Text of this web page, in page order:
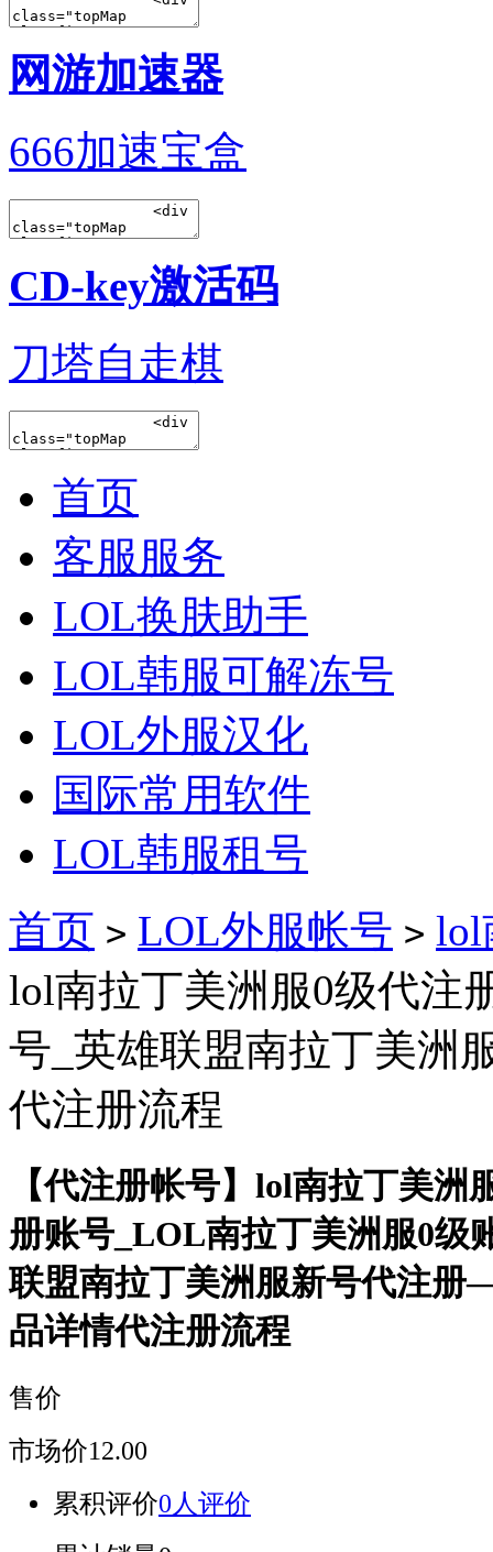
网游加速器
666加速宝盒
CD-key激活码
刀塔自走棋
首页
客服服务
LOL换肤助手
LOL韩服可解冻号
LOL外服汉化
国际常用软件
LOL韩服租号
首页 > LOL外服帐号 > lol
lol南拉丁美洲服0级代注
号_英雄联盟南拉丁美
代注册流程
【代注册帐号】lol南拉丁美洲
册账号_LOL南拉丁美洲服0级
联盟南拉丁美洲服新号代注
品详情代注册流程
售价
市场价12.00
累积评价0人评价